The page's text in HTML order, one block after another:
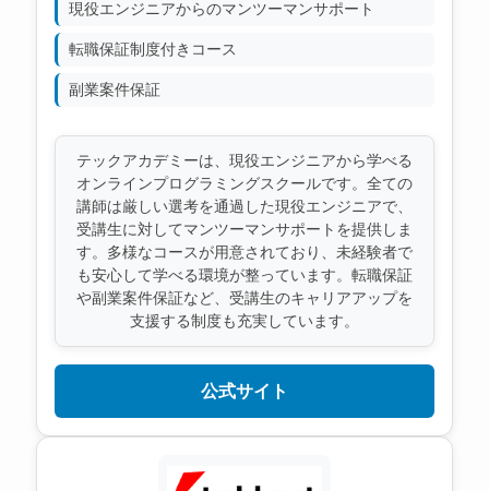
現役エンジニアからのマンツーマンサポート
転職保証制度付きコース
副業案件保証
テックアカデミーは、現役エンジニアから学べる
オンラインプログラミングスクールです。全ての
講師は厳しい選考を通過した現役エンジニアで、
受講生に対してマンツーマンサポートを提供しま
す。多様なコースが用意されており、未経験者で
も安心して学べる環境が整っています。転職保証
や副業案件保証など、受講生のキャリアアップを
支援する制度も充実しています。
公式サイト